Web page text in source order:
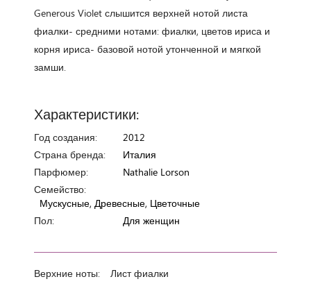
Generous Violet слышится верхней нотой листа
фиалки- средними нотами: фиалки, цветов ириса и
корня ириса- базовой нотой утонченной и мягкой
замши.
Характеристики:
Год создания:
2012
Страна бренда:
Италия
Парфюмер:
Nathalie Lorson
Семейство:
Мускусные, Древесные, Цветочные
Пол:
Для женщин
Верхние ноты: Лист фиалки